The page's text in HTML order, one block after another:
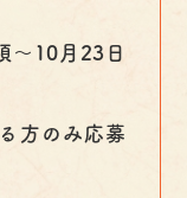
～10月23日
方のみ応募